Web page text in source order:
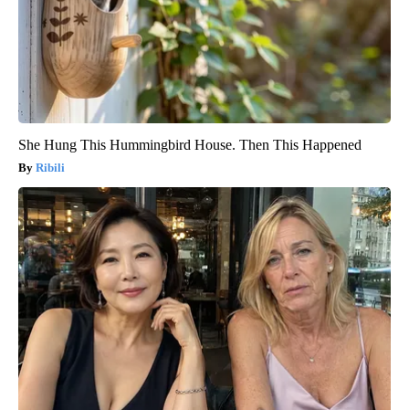
She Hung This Hummingbird House. Then This Happened
Ribili